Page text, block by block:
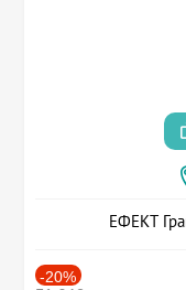
ЕФЕКТ
-20%